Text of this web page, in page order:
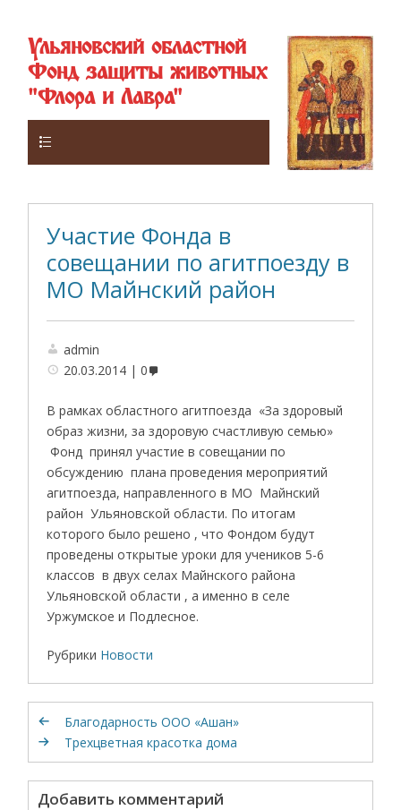
Ульяновский областной
Фонд защиты животных
"Флора и Лавра"
Участие Фонда в
совещании по агитпоезду в
МО Майнский район
admin
20.03.2014
0
В рамках областного агитпоезда «За здоровый
образ жизни, за здоровую счастливую семью»
Фонд принял участие в совещании по
обсуждению плана проведения мероприятий
агитпоезда, направленного в МО Майнский
район Ульяновской области. По итогам
которого было решено , что Фондом будут
проведены открытые уроки для учеников 5-6
классов в двух селах Майнского района
Ульяновской области , а именно в селе
Уржумское и Подлесное.
Рубрики Новости
Благодарность ООО «Ашан»
Трехцветная красотка дома
Добавить комментарий